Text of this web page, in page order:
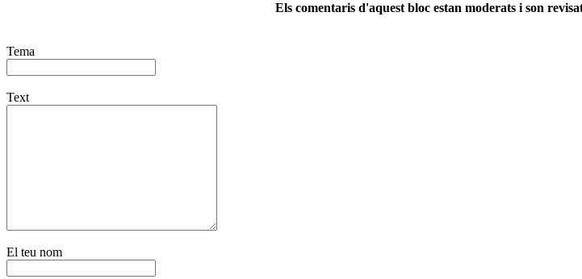
Els comentaris d'aquest bloc estan moderats i son
Tema
Text
El teu nom